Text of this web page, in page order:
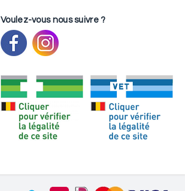
Voulez-vous nous suivre ?